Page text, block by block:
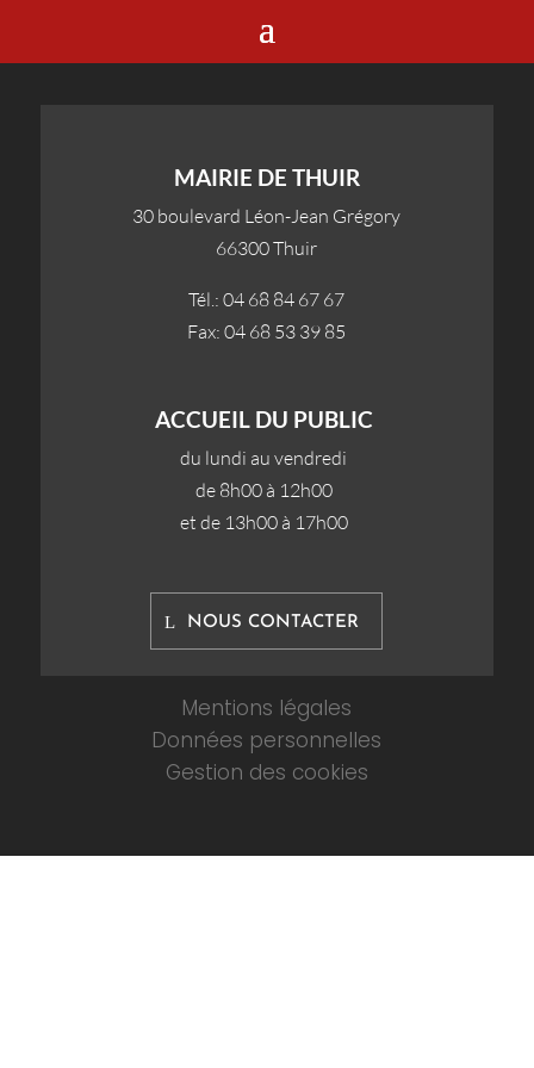
MAIRIE DE THUIR
30 boulevard Léon-Jean Grégory
66300 Thuir
Tél.: 04 68 84 67 67
Fax: 04 68 53 39 85
ACCUEIL DU PUBLIC
du lundi au vendredi
de 8h00 à 12h00
et de 13h00 à 17h00
NOUS CONTACTER
Mentions légales
Données personnelles
Gestion des cookies